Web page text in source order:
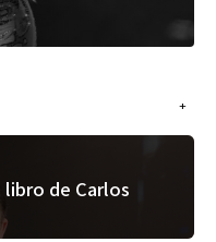
+
libro de Carlos